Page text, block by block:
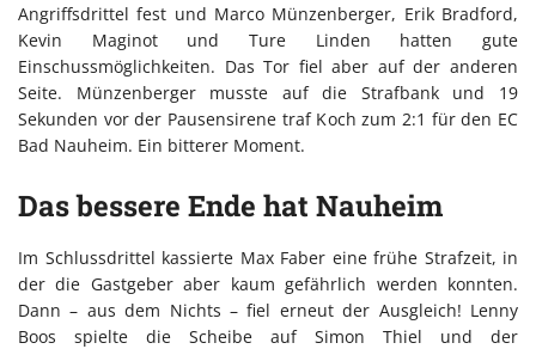
Angriffsdrittel fest und Marco Münzenberger, Erik Bradford,
Kevin Maginot und Ture Linden hatten gute
Einschussmöglichkeiten. Das Tor fiel aber auf der anderen
Seite. Münzenberger musste auf die Strafbank und 19
Sekunden vor der Pausensirene traf Koch zum 2:1 für den EC
Bad Nauheim. Ein bitterer Moment.
Das bessere Ende hat Nauheim
Im Schlussdrittel kassierte Max Faber eine frühe Strafzeit, in
der die Gastgeber aber kaum gefährlich werden konnten.
Dann – aus dem Nichts – fiel erneut der Ausgleich! Lenny
Boos spielte die Scheibe auf Simon Thiel und der